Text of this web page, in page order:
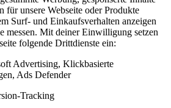
für unsere Webseite oder Produkte
Surf- und Einkaufsverhalten anzeigen
messen. Mit deiner Einwilligung setzen
folgende Drittdienste ein:
Advertising, Klickbasierte
Ads Defender
Tracking